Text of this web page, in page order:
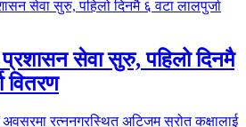
प्रशासन सेवा सुरु, पहिलो दिनमै
वितरण